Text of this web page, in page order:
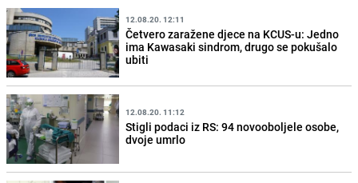
12.08.20. 12:11
Četvero zaražene djece na KCUS-u: Jedno
ima Kawasaki sindrom, drugo se pokušalo
ubiti
12.08.20. 11:12
Stigli podaci iz RS: 94 novooboljele osobe,
dvoje umrlo